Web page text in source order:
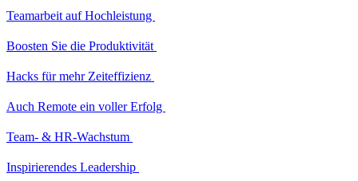
Teamarbeit auf Hochleistung
Boosten Sie die Produktivität
Hacks für mehr Zeiteffizienz
Auch Remote ein voller Erfolg
Team- & HR-Wachstum
Inspirierendes Leadership